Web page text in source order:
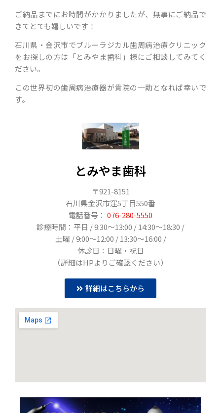
ご納品までにお時間がかかりましたが、無事にご納品で
きてとても嬉しいです！
石川県・金沢市でブルーラジカル歯周病治療クリニック
をお探しの方は「とみやま歯科」様にご相談してみてく
ださい。
この世界初の歯周病治療器が貴院の一助となれば幸いで
す。
とみやま歯科
〒921-8151
石川県金沢市窪5丁目550番
電話番号： 076-280-5550
診療時間：平日 / 9:30～13:00 / 14:30～18:30 /
土曜 / 9:00〜12:00 / 13:30～16:00 /
休診日：日曜・祝日
（詳細はHPよりご確認ください）
詳細はこちらから